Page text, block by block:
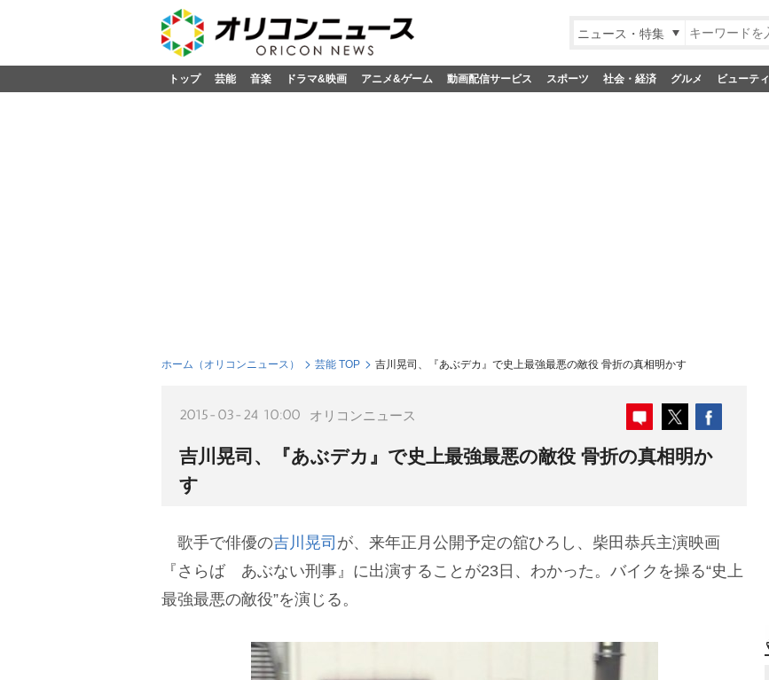
ニュース・特集
トップ 芸能 音楽 ドラマ&映画 アニメ&ゲーム 動画配信サービス スポーツ 社会・経済 グルメ ビューティ
ホーム（オリコンニュース） 芸能 TOP 吉川晃司、『あぶデカ』で史上最強最悪の敵役 骨折の真相明かす
2015-03-24 10:00 オリコンニュース
吉川晃司、『あぶデカ』で史上最強最悪の敵役 骨折の真相明か
す
歌手で俳優の吉川晃司 が、来年正月公開予定の舘ひろし、柴田恭兵主演映画
『さらば あぶない刑事』に出演することが23日、わかった。バイクを操る“史上
最強最悪の敵役”を演じる。